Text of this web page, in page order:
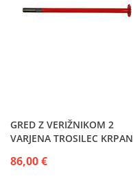
GRED Z VERIŽNIKOM 2
VARJENA TROSILEC KRPAN
86,00 €